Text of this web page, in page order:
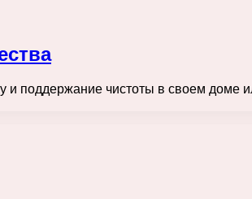
и поддержание чистоты в своем доме